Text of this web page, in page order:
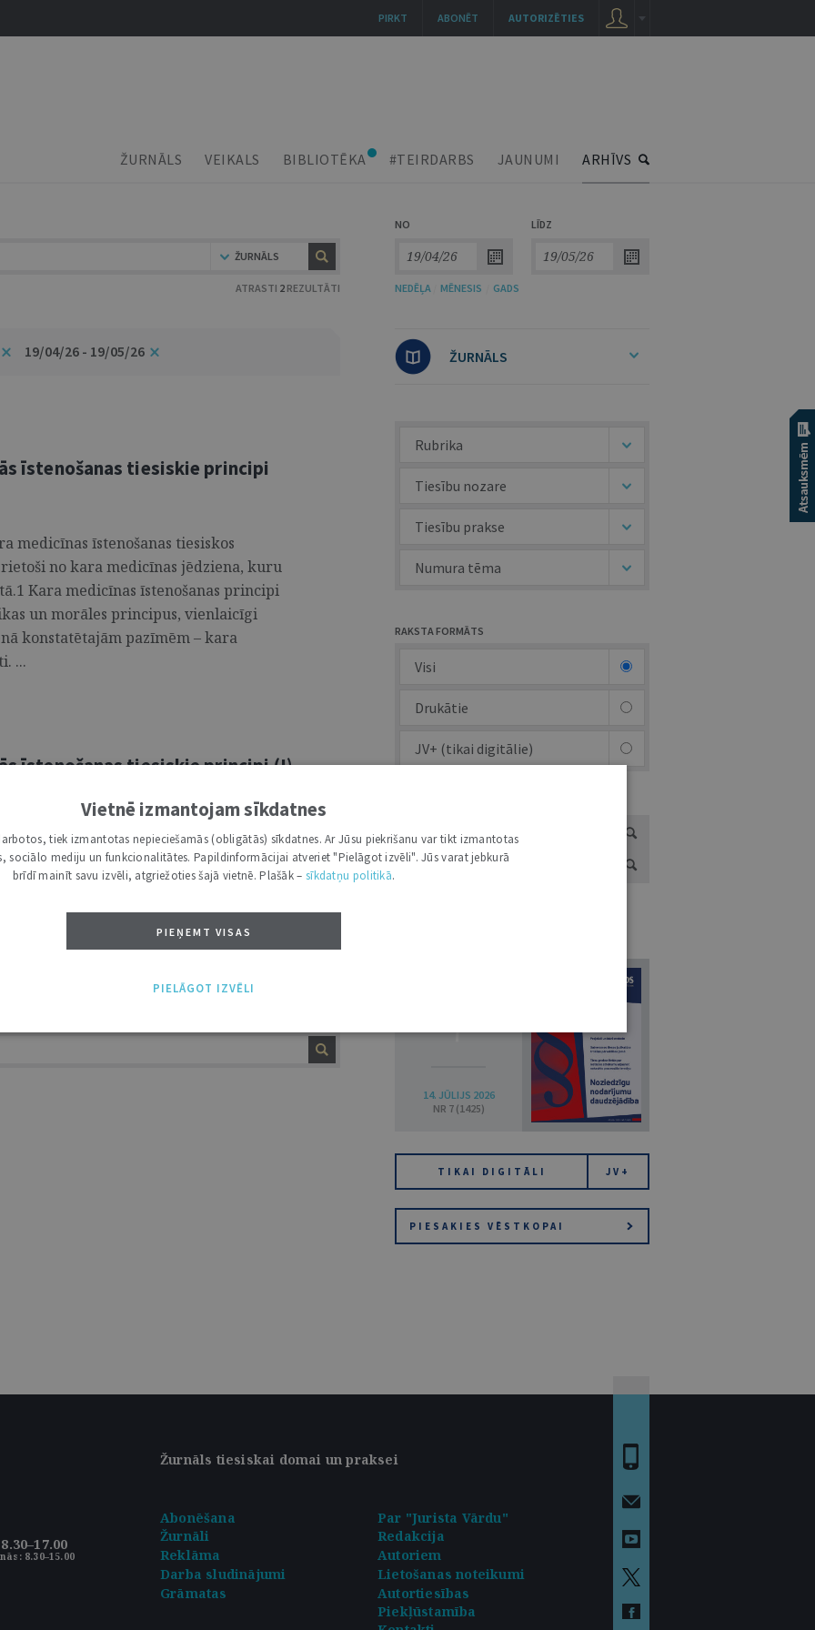
ŽURNĀLS VEIKALS BIBLIOTĒKA #TEIRDARBS JAUNUMI ARHĪVS
ŽURNĀLS
ATRASTI 2 REZULTĀTI
NO LĪDZ
NEDĒĻA MĒNESIS GADS
19/04/26 - 19/05/26
īstenošanas tiesiskie principi
medicīnas īstenošanas tiesiskos
no kara medicīnas jēdziena, kuru
Kara medicīnas īstenošanas principi
un morāles principus, vienlaicīgi
konstatētajām pazīmēm – kara
...
īstenošanas tiesiskie principi (I)
valstīs un no tās izrietošo
autores ieskatā, kara medicīnas
regulējumā ir kļuvusi ne tikai
un tai jākļūst par sabiedrības
rakstos analizēs gan kara medicīnas
medicīnas īstenošanas tiesiskos
ŽURNĀLS
Rubrika
Tiesību nozare
Tiesību prakse
Numura tēma
RAKSTA FORMĀTS
Visi
Drukātie
JV+ (tikai digitālie)
7
14. JŪLIJS 2026
NR 7 (1425)
TIKAI DIGITĀLI JV+
PIESAKIES VĒSTKOPAI
Žurnāls tiesiskai domai un praksei
8.30–15.00
Abonēšana
Par "Jurista Vārdu"
Žurnāli
Redakcija
Reklāma
Autoriem
Darba sludinājumi
Lietošanas noteikumi
Grāmatas
Autortiesības
Piekļūstamība
AUTORIZĒTIES
ABONĒT
PIRKT
Vietnē izmantojam sīkdatnes
tiek izmantotas nepieciešamās (obligātās) sīkdatnes. Ar Jūsu piekrišanu var tikt izmantotas
sociālo mediju un funkcionalitātes. Papildinformācijai atveriet "Pielāgot izvēli". Jūs varat jebkurā
brīdī mainīt savu izvēli, atgriežoties šajā vietnē. Plašāk – sīkdatņu politikā.
PIEŅEMT VISAS
PIELĀGOT IZVĒLI